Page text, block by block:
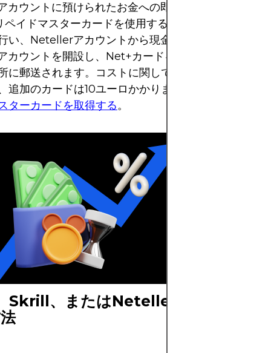
ウントに預けられたお金への即時アクセスを提供
イドマスターカードを使用すると、オンラインおよ
い、Netellerアカウントから現金を引き出すことが
カウントを開設し、Net+カードをリクエストすると
に郵送されます。コストに関して言えば、最初の
追加のカードは10ユーロかかります。
ターカードを取得する。
Skrill、またはNetellerのアカウン